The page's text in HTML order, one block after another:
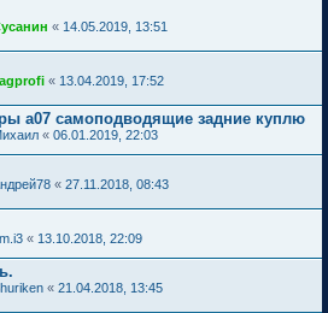
« 14.05.2019, 13:51
« 13.04.2019, 17:52
а07 самоподводящие задние куплю
« 06.01.2019, 22:03
« 27.11.2018, 08:43
« 13.10.2018, 22:09
« 21.04.2018, 13:45